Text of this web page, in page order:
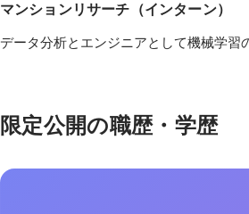
マンションリサーチ（インターン）
データ分析とエンジニアとして機械学習
限定公開の職歴・学歴